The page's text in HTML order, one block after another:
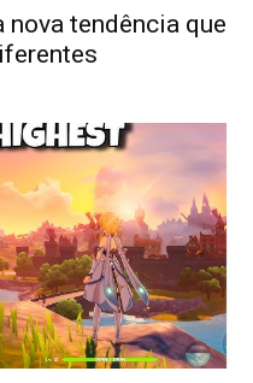
tendência que